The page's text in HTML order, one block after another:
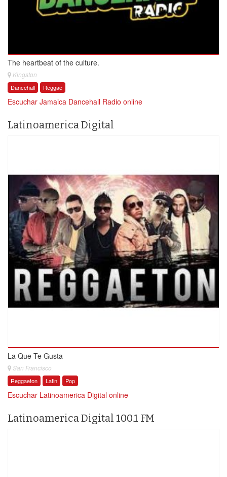
The heartbeat of the culture.
Kingston
Dancehall Reggae
Escuchar Jamaica Dancehall Radio online
Latinoamerica Digital
La Que Te Gusta
San Francisco
Reggaeton Latin Pop
Escuchar Latinoamerica Digital online
Latinoamerica Digital 100.1 FM